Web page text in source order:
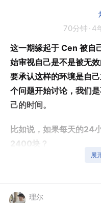
70分钟 · 4
这一期缘起于 Cen 被自
始审视自己是不是被无
要承认这样的环境是自
个问题开始讨论，我们
己的时间。
比如说，如果每天的24
2400块？
时间戳👇：
展
理尔